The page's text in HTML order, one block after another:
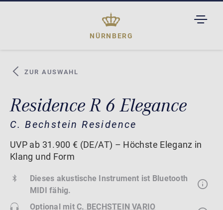
NÜRNBERG
ZUR AUSWAHL
Residence R 6 Elegance
C. Bechstein Residence
UVP ab 31.900 € (DE/AT) – Höchste Eleganz in
Klang und Form
Dieses akustische Instrument ist Bluetooth
MIDI fähig.
Optional mitC. BECHSTEIN VARIO